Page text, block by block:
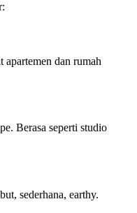
apartemen dan rumah
Berasa seperti studio
sederhana, earthy.